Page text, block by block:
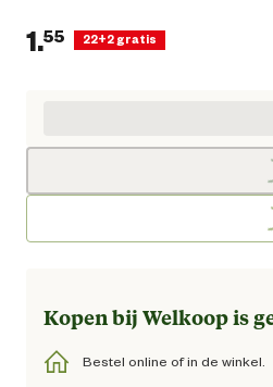
1.55 22+2 gratis
Kopen bij Welkoop is
Bestel online of in de winkel.